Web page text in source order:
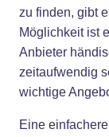
zu finden, gibt
Möglichkeit ist
Anbieter
zeitaufwendig
wichtige
Eine